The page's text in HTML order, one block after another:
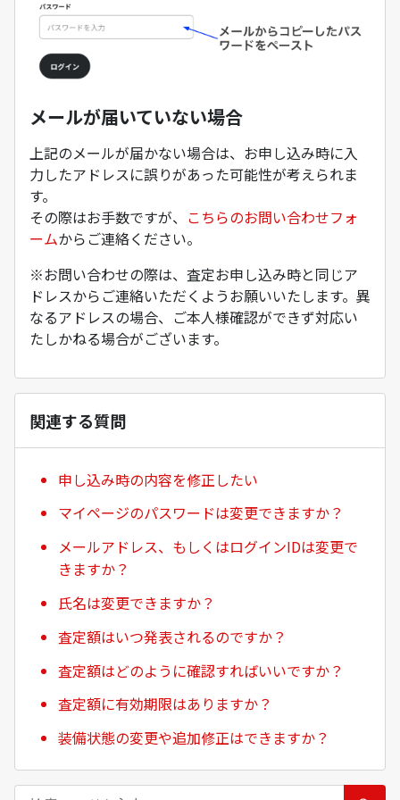
メールが届いていない場合
上記のメールが届かない場合は、お申し込み時に入
力したアドレスに誤りがあった可能性が考えられま
す。
その際はお手数ですが、 こちらのお問い合わせフォ
ームからご連絡ください。
※お問い合わせの際は、査定お申し込み時と同じア
ドレスからご連絡いただくようお願いいたします。異
なるアドレスの場合、ご本人様確認ができず対応い
たしかねる場合がございます。
関連する質問
申し込み時の内容を修正したい
マイページのパスワードは変更できますか？
メールアドレス、もしくはログインIDは変更で
きますか？
氏名は変更できますか？
査定額はいつ発表されるのですか？
査定額はどのように確認すればいいですか？
査定額に有効期限はありますか？
装備状態の変更や追加修正はできますか？